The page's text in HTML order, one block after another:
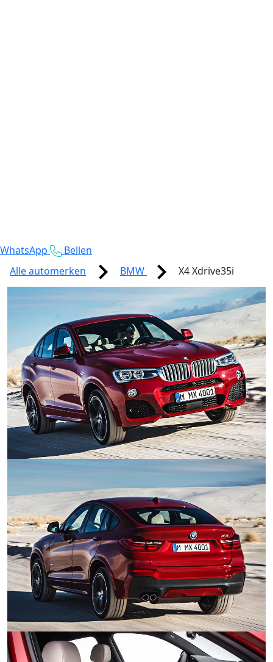
WhatsApp
Bellen
Alle automerken
BMW X4 Xdrive35i